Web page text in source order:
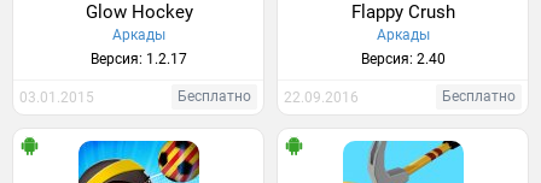
Glow Hockey
Аркады
Версия: 1.2.17
03.01.2015 Бесплатно
Flappy Crush
Аркады
Версия: 2.40
22.09.2016 Бесплатно